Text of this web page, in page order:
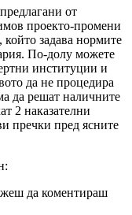
от
проекто-промени
който задава нормите
По-долу можете
институции и
да не процедира
да решат наличните
2 наказателни
пречки пред ясните
да коментираш